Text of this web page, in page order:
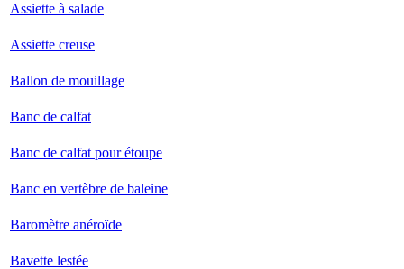
Assiette à salade
Assiette creuse
Ballon de mouillage
Banc de calfat
Banc de calfat pour étoupe
Banc en vertèbre de baleine
Baromètre anéroïde
Bavette lestée